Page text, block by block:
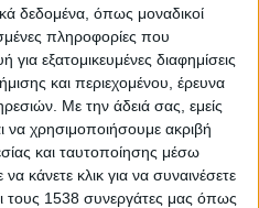
δεδομένα, όπως μοναδικοί
πληροφορίες που
εξατομικευμένες διαφημίσεις
και περιεχομένου, έρευνα
Με την άδειά σας, εμείς
να χρησιμοποιήσουμε ακριβή
και ταυτοποίησης μέσω
κάνετε κλικ για να συναινέσετε
τους 1538 συνεργάτες μας όπως
της ελληνικής